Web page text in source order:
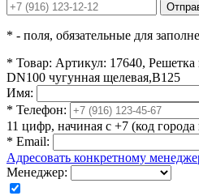
* - поля, обязательные для
* Товар: Артикул: 17640,
DN100 чугунная щелевая,В125
Имя:
* Телефон:
11 цифр, начиная с +7 (код города
* Email:
Адресовать конкретному
Менеджер: